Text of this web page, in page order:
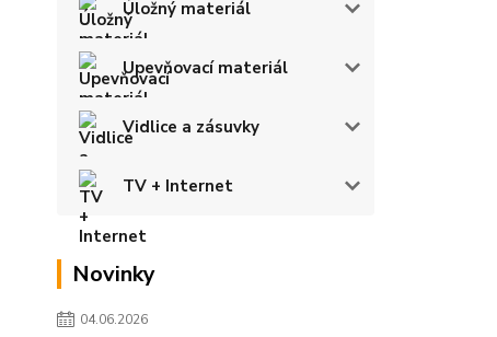
Úložný materiál
Upevňovací materiál
Vidlice a zásuvky
TV + Internet
Novinky
04.06.2026